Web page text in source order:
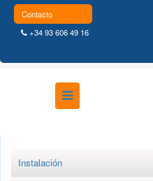
Contacto
+34 93 606 49 16
Instalación